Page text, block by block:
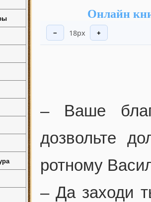
Онлайн
− 18px +
– Ваше
дозвольте
ротному
– Да заходи